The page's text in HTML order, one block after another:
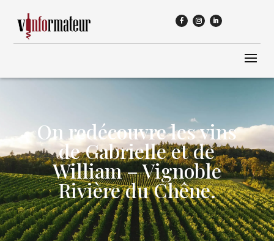
On redécouvre les vins
de Gabrielle et de
William – Vignoble
Rivière du Chêne.